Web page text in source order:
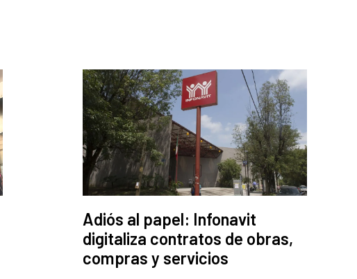
Adiós al papel: Infonavit
digitaliza contratos de obras,
compras y servicios